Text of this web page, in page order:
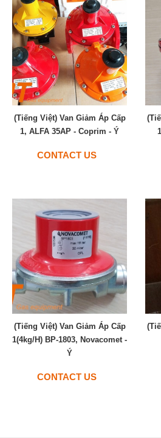
(Tiếng Việt) Van Giảm Áp Cấp
1, ALFA 35AP - Coprim - Ý
CONTACT US
(Tiếng Việt) Van Giảm Áp Cấp
1(4kg/h) BP-1803, Novacomet -
Ý
CONTACT US